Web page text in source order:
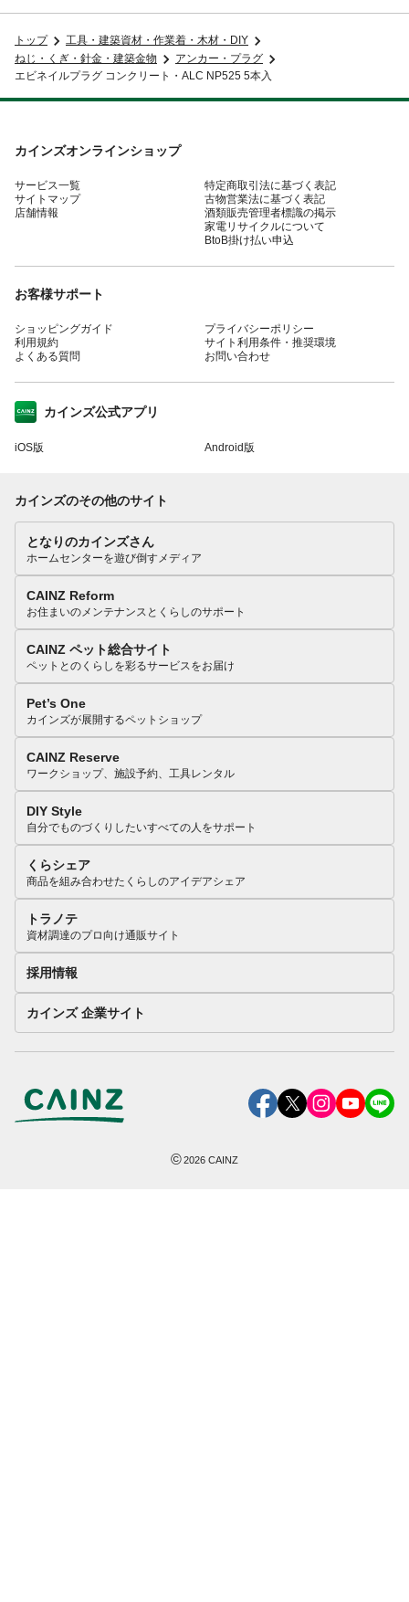
トップ
工具・建築資材・作業着・木材・DIY
ねじ・くぎ・針金・建築金物
アンカー・プラグ
エビネイルプラグ コンクリート・ALC NP525 5本入
カインズオンラインショップ
サービス一覧
サイトマップ
店舗情報
特定商取引法に基づく表記
古物営業法に基づく表記
酒類販売管理者標識の掲示
家電リサイクルについて
BtoB掛け払い申込
お客様サポート
ショッピングガイド
利用規約
よくある質問
プライバシーポリシー
サイト利用条件・推奨環境
お問い合わせ
カインズ公式アプリ
iOS版 Android版
カインズのその他のサイト
となりのカインズさん
ホームセンターを遊び倒すメディア
CAINZ Reform
お住まいのメンテナンスとくらしのサポート
CAINZ ペット総合サイト
ペットとのくらしを彩るサービスをお届け
Pet’s One
カインズが展開するペットショップ
CAINZ Reserve
ワークショップ、施設予約、工具レンタル
DIY Style
自分でものづくりしたいすべての人をサポート
くらシェア
商品を組み合わせたくらしのアイデアシェア
トラノテ
資材調達のプロ向け通販サイト
採用情報
カインズ 企業サイト
©2026 CAINZ